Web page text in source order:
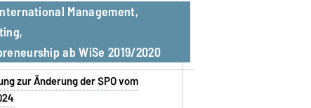
Management,
ab WiSe 2019/2020
zur Änderung der SPO vom